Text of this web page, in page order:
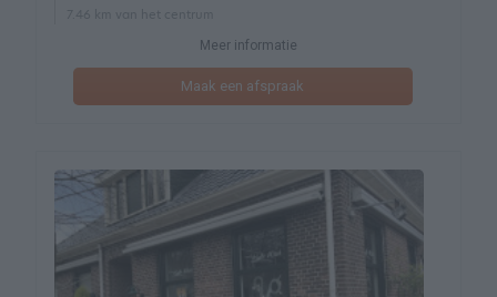
Meer informatie
Maak een afspraak